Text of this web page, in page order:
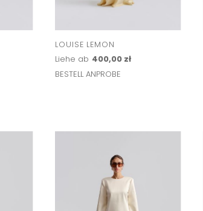
LOUISE LEMON
Liehe ab 400,00 zł
BESTELL ANPROBE